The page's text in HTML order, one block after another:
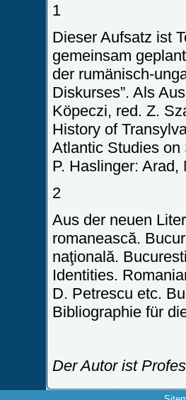
1
Dieser Aufsatz ist
gemeinsam
der rumänisch-
Diskurses”. Als
Köpeczi, red. Z.
History of
Atlantic Studies
P. Haslinger:
2
Aus der neuen
romanească.
naţională.
Identities.
D. Petrescu etc.
Bibliographie für
Der Autor ist